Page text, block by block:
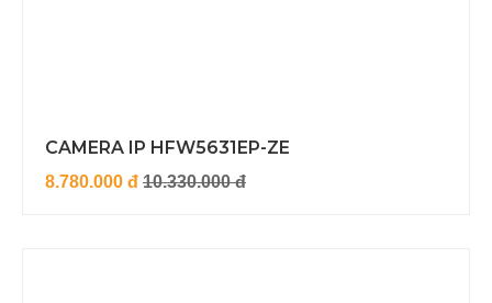
CAMERA IP HFW5631EP-ZE
8.780.000 đ 10.330.000 đ